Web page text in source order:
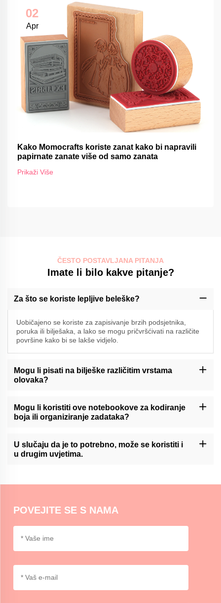
02
Apr
Kako Momocrafts koriste zanat kako bi napravili
papirnate zanate više od samo zanata
Prikaži Više
ČESTO POSTAVLJANA PITANJA
Imate li bilo kakve pitanje?
Za što se koriste lepljive beleške?
Uobičajeno se koriste za zapisivanje brzih podsjetnika,
poruka ili bilješaka, a lako se mogu pričvršćivati na različite
površine kako bi se lakše vidjelo.
Mogu li pisati na bilješke različitim vrstama
olovaka?
različitim vrstama olovaka, uključujući kuglične, gel i markerne
olovke. U slučaju da se ne primjenjuje primjena ovog standarda,
testiranje se može provesti na sljedećim površinama:
Mogu li koristiti ove notebookove za kodiranje
boja ili organiziranje zadataka?
organiziranje zadataka, omogućavajući korisnicima da
kategoriziraju i prioritiraju informacije na vizuelni i pogodan način.
U slučaju da je to potrebno, može se koristiti i
u drugim uvjetima.
vlažnosti može utjecati na svojstva lepila, pa je preporučljivo biti
POVEJITE SE S NAMA